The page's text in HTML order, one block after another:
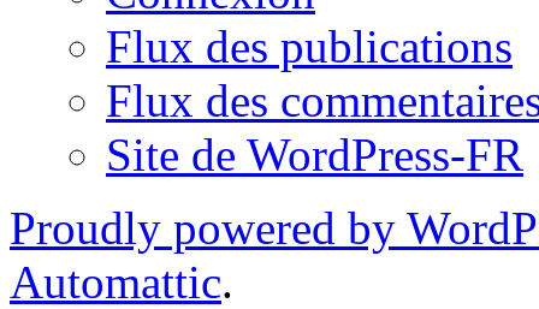
Flux des publications
Flux des
Site de WordPress-FR
Proudly powered by
Automattic.